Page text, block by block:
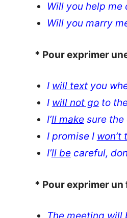
Will you help me
Will you marry
* Pour exprimer
I will textyou
I will not goto
I’ll makesure the
I promise I won’t
I’ll becareful,
* Pour exprimer